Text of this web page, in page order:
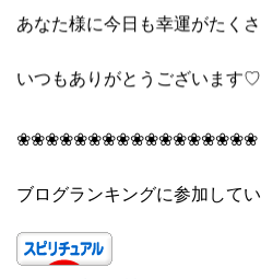
あなた様に今日も幸運がたく
いつもありがとうございます♡
❀❀❀❀❀❀❀❀❀❀❀❀❀❀❀❀❀
ブログランキングに参加してい